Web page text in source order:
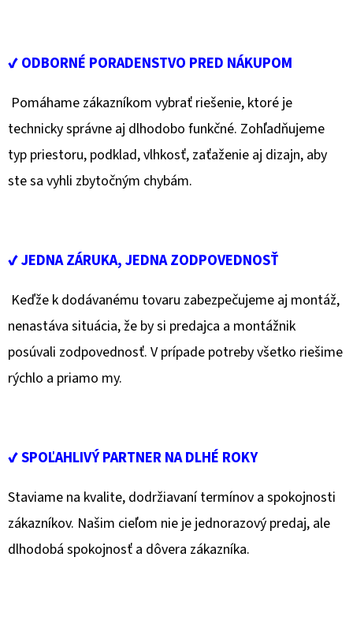
✔ ODBORNÉ PORADENSTVO PRED NÁKUPOM
Pomáhame zákazníkom vybrať riešenie, ktoré je
technicky správne aj dlhodobo funkčné. Zohľadňujeme
typ priestoru, podklad, vlhkosť, zaťaženie aj dizajn, aby
ste sa vyhli zbytočným chybám.
✔ JEDNA ZÁRUKA, JEDNA ZODPOVEDNOSŤ
Keďže k dodávanému tovaru zabezpečujeme aj montáž,
nenastáva situácia, že by si predajca a montážnik
posúvali zodpovednosť. V prípade potreby všetko riešime
rýchlo a priamo my.
✔ SPOĽAHLIVÝ PARTNER NA DLHÉ ROKY
Staviame na kvalite, dodržiavaní termínov a spokojnosti
zákazníkov. Našim cieľom nie je jednorazový predaj, ale
dlhodobá spokojnosť a dôvera zákazníka.
O
D
P
O
R
Ú
E